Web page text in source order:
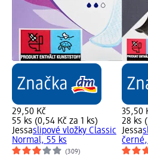
29,50 Kč
55 ks (0,54 Kč za 1 ks)
Jessaslipové vložky Classic
Normal, 55 ks
(309)
35,50
28 ks
Jessa